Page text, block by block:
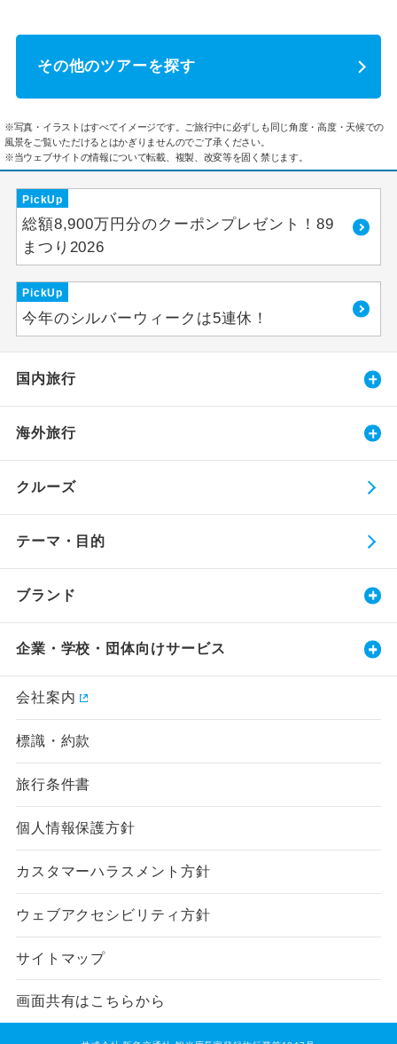
その他のツアーを探す
※写真・イラストはすべてイメージです。ご旅行中に必ずしも同じ角度・高度・天候での
風景をご覧いただけるとはかぎりませんのでご了承ください。
※当ウェブサイトの情報について転載、複製、改変等を固く禁じます。
PickUp
総額8,900万円分のクーポンプレゼント！89
まつり2026
PickUp
今年のシルバーウィークは5連休！
国内旅行
海外旅行
クルーズ
テーマ・目的
ブランド
企業・学校・団体向けサービス
会社案内
標識・約款
旅行条件書
個人情報保護方針
カスタマーハラスメント方針
ウェブアクセシビリティ方針
サイトマップ
画面共有はこちらから